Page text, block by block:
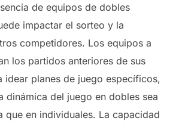
de equipos de dobles
impactar el sorteo y la
competidores. Los equipos a
los partidos anteriores de sus
idear planes de juego específicos,
dinámica del juego en dobles sea
que en individuales. La capacidad